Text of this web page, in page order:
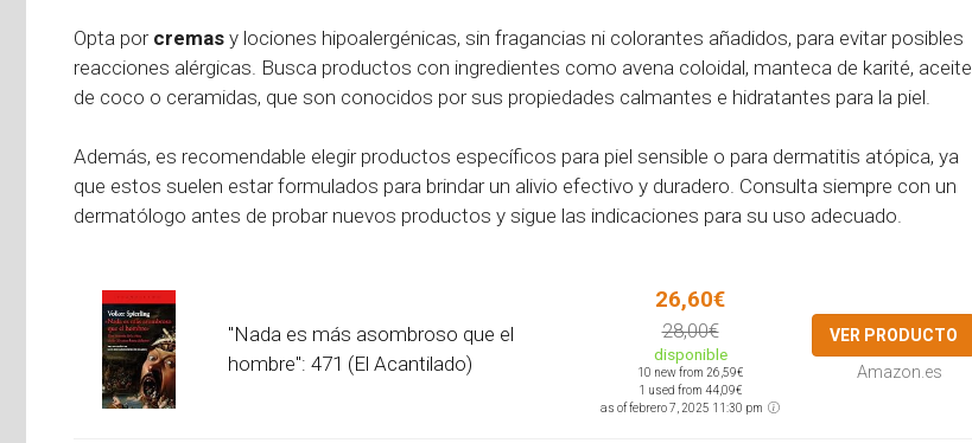
Opta por cremas y lociones hipoalergénicas, sin fragancias ni colorantes añadidos, para evitar posibles
reacciones alérgicas. Busca productos con ingredientes como avena coloidal, manteca de karité, aceite
de coco o ceramidas, que son conocidos por sus propiedades calmantes e hidratantes para la piel.
Además, es recomendable elegir productos específicos para piel sensible o para dermatitis atópica, ya
que estos suelen estar formulados para brindar un alivio efectivo y duradero. Consulta siempre con un
dermatólogo antes de probar nuevos productos y sigue las indicaciones para su uso adecuado.
"Nada es más asombroso que el
hombre": 471 (El Acantilado)
26,60€
28,00€
disponible
10 new from 26,59€
1 used from 44,09€
as of febrero 7, 2025 11:30 pm
VER PRODUCTO
Amazon.es